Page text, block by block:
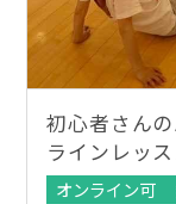
初心者さん
ラインレッス
オンライン可